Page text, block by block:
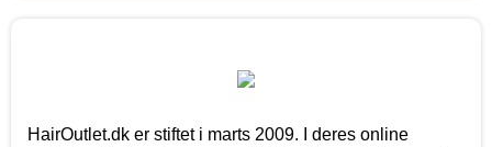
HairOutlet.dk er stiftet i marts 2009. I deres online